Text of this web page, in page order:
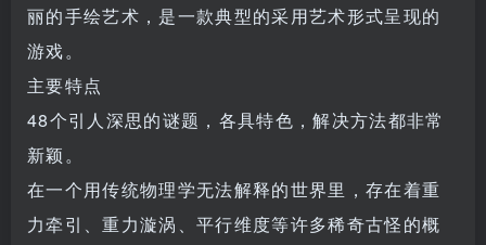
丽的手绘艺术，是一款典型的采用艺术形式呈现的
游戏。
主要特点
48个引人深思的谜题，各具特色，解决方法都非常
新颖。
在一个用传统物理学无法解释的世界里，存在着重
力牵引、重力漩涡、平行维度等许多稀奇古怪的概